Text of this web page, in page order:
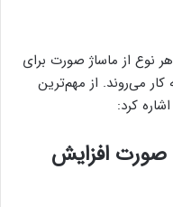
نوع از ماساژ صورت برای
می‌روند. از مهم‌ترین
کرد:
صورت افزایش